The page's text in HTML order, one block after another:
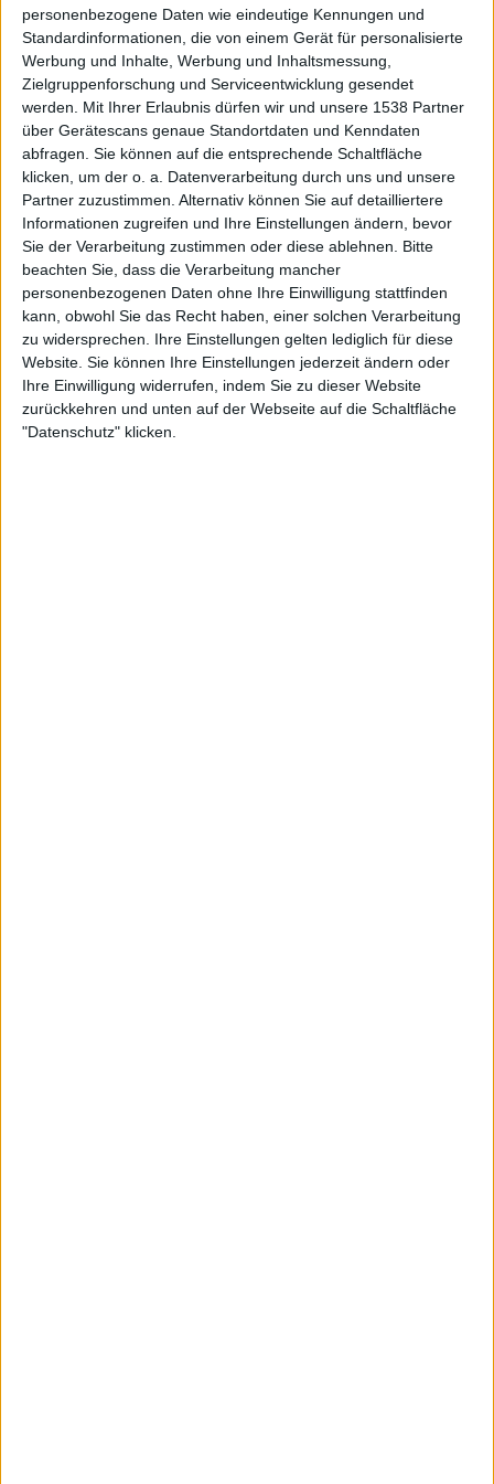
personenbezogene Daten wie eindeutige Kennungen und
Standardinformationen, die von einem Gerät für personalisierte
Werbung und Inhalte, Werbung und Inhaltsmessung,
Zielgruppenforschung und Serviceentwicklung gesendet
werden.
Mit Ihrer Erlaubnis dürfen wir und unsere 1538 Partner
über Gerätescans genaue Standortdaten und Kenndaten
abfragen. Sie können auf die entsprechende Schaltfläche
klicken, um der o. a. Datenverarbeitung durch uns und unsere
Partner zuzustimmen. Alternativ können Sie auf detailliertere
Informationen zugreifen und Ihre Einstellungen ändern, bevor
Sie der Verarbeitung zustimmen oder diese ablehnen.
Bitte
beachten Sie, dass die Verarbeitung mancher
personenbezogenen Daten ohne Ihre Einwilligung stattfinden
kann, obwohl Sie das Recht haben, einer solchen Verarbeitung
zu widersprechen. Ihre Einstellungen gelten lediglich für diese
Website. Sie können Ihre Einstellungen jederzeit ändern oder
Ihre Einwilligung widerrufen, indem Sie zu dieser Website
zurückkehren und unten auf der Webseite auf die Schaltfläche
"Datenschutz" klicken.
welches ein Outlaw-Leben eher glorifizierend
rüberkommen lässt. „Sein Wie Die“ holt erneut die
akustischer Gitarre raus. Der erhobene Zeigefinger mit
dem Refrain „Lass uns niemals sein wie Die“ klingt mehr
nach Phrasendrescherei als Inhalten. Melodischer,
eingängiger Punk Rock mit den typischen Punk-Rock-
Themen wird der Hörerschaft bei „Weil Fickt Euch Alle“,
„Weggefegt“, „Wut Im Bauch“ oder „Auf Die Jagd“ auf
die Ohren gehauen. Die Neuaufnahme von „Ebbe Und
Flut“ zum Abschluss könnte auch auf einer Scheibe von
MASSENDEFEKToderSONDASCHULEzu finden sein.
„Zwei“ ist mehr SLIME 2.0 als SLIME „Zwei“
„Zwei“ zeigt SLIME als modernisierte Punk-Rock-Band,
bei der gesellschaftskritisch der Blick auf verschiedene